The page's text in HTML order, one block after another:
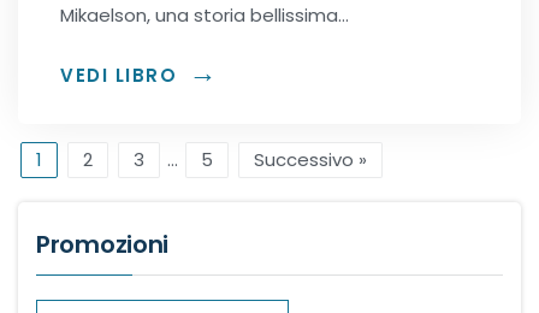
Mikaelson, una storia bellissima…
VEDI LIBRO
1 2 3 … 5 Successivo »
Promozioni